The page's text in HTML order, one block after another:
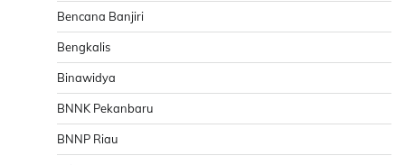
Bencana Banjiri
Bengkalis
Binawidya
BNNK Pekanbaru
BNNP Riau